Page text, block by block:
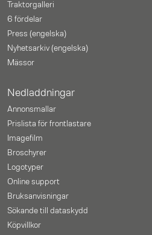
Traktorgalleri
6 fördelar
Press (engelska)
Nyhetsarkiv (engelska)
Mässor
Nedladdningar
Annonsmallar
Prislista för frontlastare
Imagefilm
Broschyrer
Logotyper
Online support
Bruksanvisningar
Sökande till dataskydd
Köpvillkor